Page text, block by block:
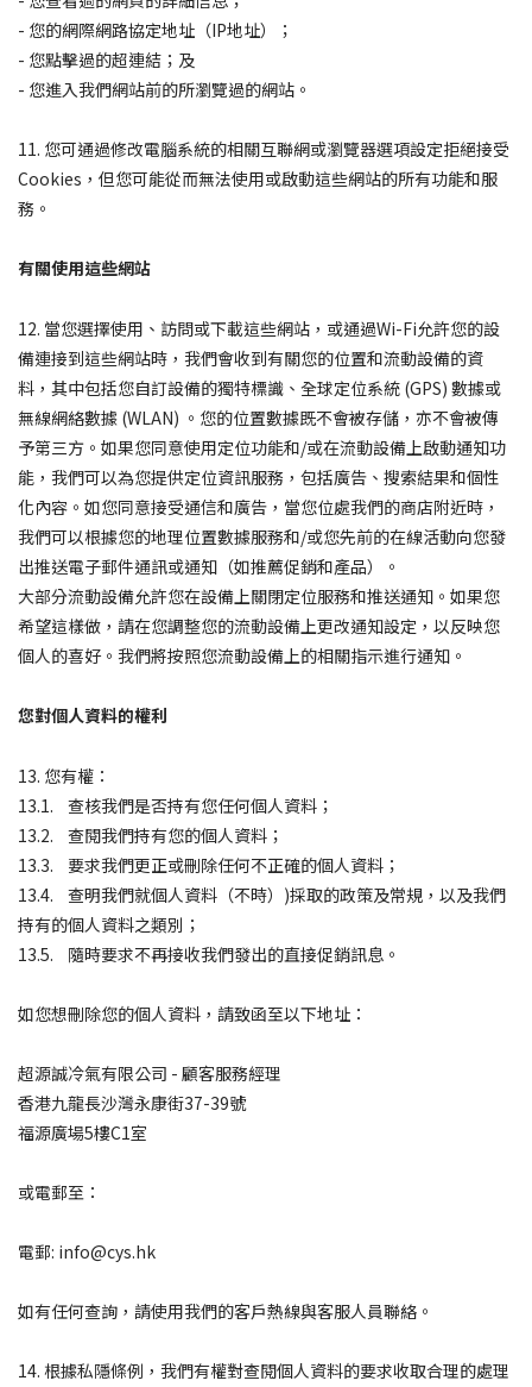
- 您的網際網路協定地址（IP地址）；
- 您點擊過的超連結；及
- 您進入我們網站前的所瀏覽過的網站。
11. 您可通過修改電腦系統的相關互聯網或瀏覽器選項設定拒絕接受
Cookies，但您可能從而無法使用或啟動這些網站的所有功能和服
務。
有關使用這些網站
12. 當您選擇使用、訪問或下載這些網站，或通過Wi-Fi允許您的設
備連接到這些網站時，我們會收到有關您的位置和流動設備的資
料，其中包括您自訂設備的獨特標識、全球定位系統 (GPS) 數據或
無線網絡數據 (WLAN) 。您的位置數據既不會被存儲，亦不會被傳
予第三方。如果您同意使用定位功能和/或在流動設備上啟動通知功
能，我們可以為您提供定位資訊服務，包括廣告、搜索結果和個性
化內容。如您同意接受通信和廣告，當您位處我們的商店附近時，
我們可以根據您的地理位置數據服務和/或您先前的在線活動向您發
出推送電子郵件通訊或通知（如推薦促銷和產品）。
大部分流動設備允許您在設備上關閉定位服務和推送通知。如果您
希望這樣做，請在您調整您的流動設備上更改通知設定，以反映您
個人的喜好。我們將按照您流動設備上的相關指示進行通知。
您對個人資料的權利
13. 您有權：
13.1. 查核我們是否持有您任何個人資料；
13.2. 查閱我們持有您的個人資料；
13.3. 要求我們更正或刪除任何不正確的個人資料；
13.4. 查明我們就個人資料（不時）)採取的政策及常規，以及我們
持有的個人資料之類別；
13.5. 隨時要求不再接收我們發出的直接促銷訊息。
如您想刪除您的個人資料，請致函至以下地址：
超源誠冷氣有限公司 - 顧客服務經理
香港九龍長沙灣永康街37-39號
福源廣場5樓C1室
或電郵至：
電郵: info@cys.hk
如有任何查詢，請使用我們的客戶熱線與客服人員聯絡。
14. 根據私隱條例，我們有權對查閱個人資料的要求收取合理的處理